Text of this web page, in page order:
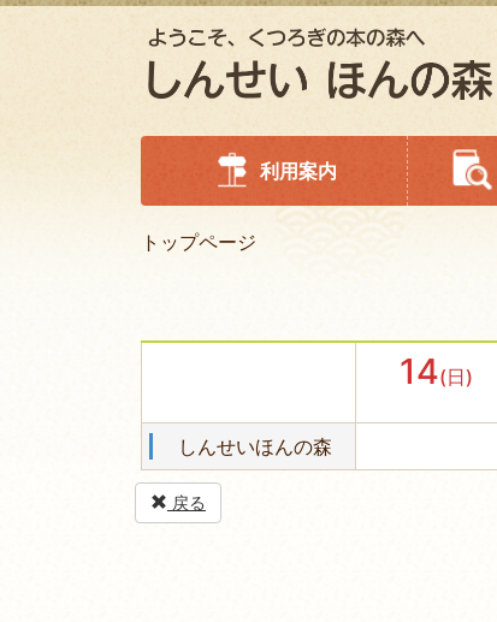
利用案内
トップページ
14(日)
しんせいほんの森
戻る